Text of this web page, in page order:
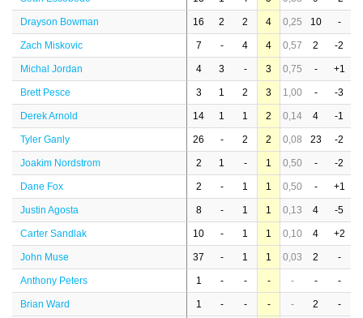
Drayson Bowman 16 2 2 4 0,25 10 -
Zach Miskovic 7 - 4 4 0,57 2 -2
Michal Jordan 4 3 - 3 0,75 - +1
Brett Pesce 3 1 2 3 1,00 - -3
Derek Arnold 14 1 1 2 0,14 4 -1
Tyler Ganly 26 - 2 2 0,08 23 -2
Joakim Nordstrom 2 1 - 1 0,50 - -2
Dane Fox 2 - 1 1 0,50 - +1
Justin Agosta 8 - 1 1 0,13 4 -5
Carter Sandlak 10 - 1 1 0,10 4 +2
John Muse 37 - 1 1 0,03 2 -
Anthony Peters 1 - - - - - -
Brian Ward 1 - - - - 2 -